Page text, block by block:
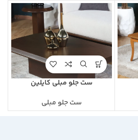
ست جلو مبلی کایلین
ست جلو مبلی